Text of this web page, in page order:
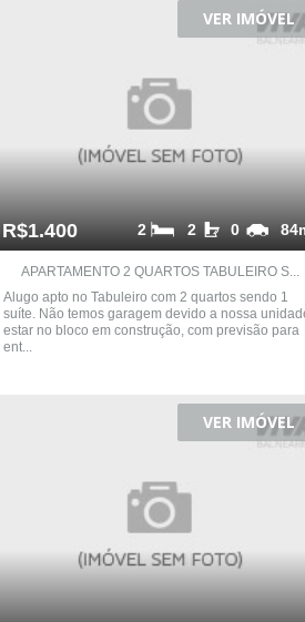
VER IMÓVEL
R$1.400 0
2
2
APARTAMENTO 2 QUARTOS TABULEIRO S...
Alugo apto no Tabuleiro com 2 quartos sendo 1
suíte. Não temos garagem devido a nossa
estar no bloco em construção, com previsão para
ent...
VER IMÓVEL